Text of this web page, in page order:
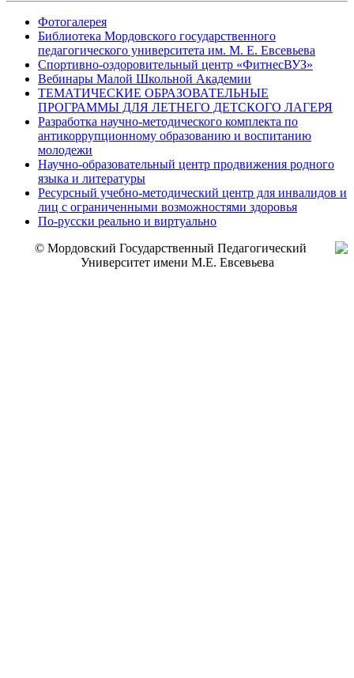
Фотогалерея
Библиотека Мордовского государственного
педагогического университета им. М. Е. Евсевьева
Спортивно-оздоровительный центр «ФитнесВУЗ»
Вебинары Малой Школьной Академии
ТЕМАТИЧЕСКИЕ ОБРАЗОВАТЕЛЬНЫЕ
ПРОГРАММЫ ДЛЯ ЛЕТНЕГО ДЕТСКОГО ЛАГЕРЯ
Разработка научно-методического комплекта по
антикоррупционному образованию и воспитанию
молодежи
Научно-образовательный центр продвижения родного
языка и литературы
Ресурсный учебно-методический центр для инвалидов и
лиц с ограниченными возможностями здоровья
По-русски реально и виртуально
© Мордовский Государственный Педагогический
Университет имени М.Е. Евсевьева